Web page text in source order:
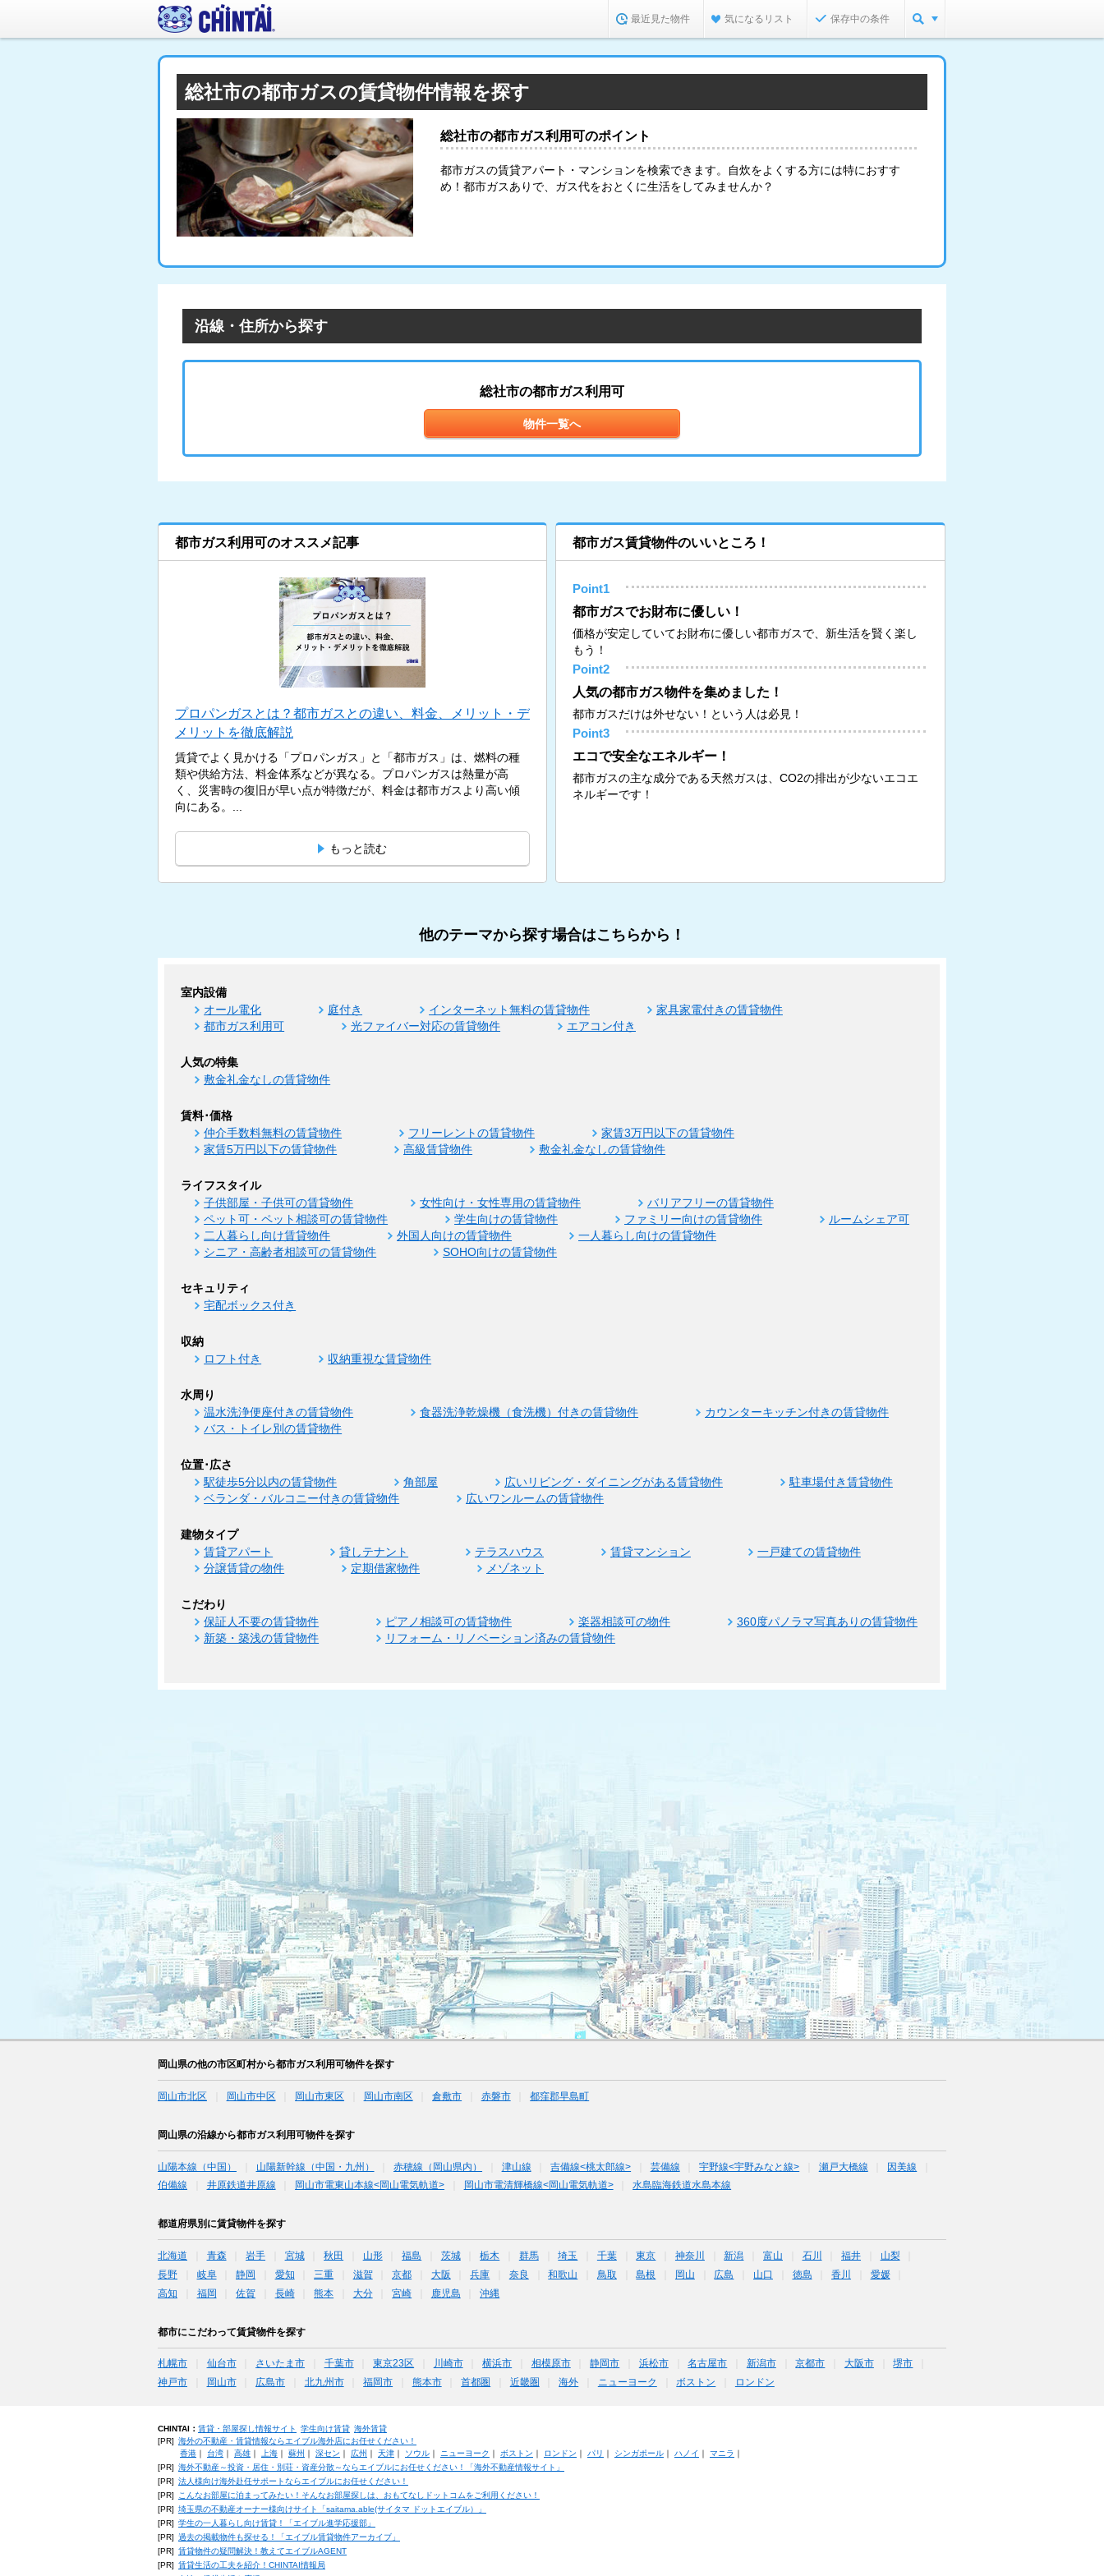
最近見た物件 気になるリスト 保存中の条件
総社市の都市ガスの賃貸物件情報を探す
総社市の都市ガス利用可のポイント
都市ガスの賃貸アパート・マンションを検索できます。自炊をよくする方には特におすす
め！都市ガスありで、ガス代をおとくに生活をしてみませんか？
沿線・住所から探す
総社市の都市ガス利用可
物件一覧へ
都市ガス利用可のオススメ記事
プロパンガスとは？都市ガスとの違い、料金、メリット・デ
メリットを徹底解説
賃貸でよく見かける「プロパンガス」と「都市ガス」は、燃料の種
類や供給方法、料金体系などが異なる。プロパンガスは熱量が高
く、災害時の復旧が早い点が特徴だが、料金は都市ガスより高い傾
向にある。...
もっと読む
都市ガス賃貸物件のいいところ！
Point1
都市ガスでお財布に優しい！
価格が安定していてお財布に優しい都市ガスで、新生活を賢く楽し
もう！
Point2
人気の都市ガス物件を集めました！
都市ガスだけは外せない！という人は必見！
Point3
エコで安全なエネルギー！
都市ガスの主な成分である天然ガスは、CO2の排出が少ないエコエ
ネルギーです！
他のテーマから探す場合はこちらから！
室内設備
オール電化 庭付き インターネット無料の賃貸物件
家具家電付きの賃貸物件
都市ガス利用可
光ファイバー対応の賃貸物件 エアコン付き
人気の特集
敷金礼金なしの賃貸物件
賃料･価格
仲介手数料無料の賃貸物件 フリーレントの賃貸物件
家賃3万円以下の賃貸物件
家賃5万円以下の賃貸物件
高級賃貸物件 敷金礼金なしの賃貸物件
ライフスタイル
子供部屋・子供可の賃貸物件 女性向け・女性専用の賃貸物件
バリアフリーの賃貸物件
ペット可・ペット相談可の賃貸物件
学生向けの賃貸物件 ファミリー向けの賃貸物件
ルームシェア可
二人暮らし向け賃貸物件
外国人向けの賃貸物件
一人暮らし向けの賃貸物件
シニア・高齢者相談可の賃貸物件
SOHO向けの賃貸物件
セキュリティ
宅配ボックス付き
収納
ロフト付き 収納重視な賃貸物件
水周り
温水洗浄便座付きの賃貸物件 食器洗浄乾燥機（食洗機）付きの賃貸物件
カウンターキッチン付きの賃貸物件
バス・トイレ別の賃貸物件
位置･広さ
駅徒歩5分以内の賃貸物件 角部屋 広いリビング・ダイニングがある賃貸物件
駐車場付き賃貸物件
ベランダ・バルコニー付きの賃貸物件
広いワンルームの賃貸物件
建物タイプ
賃貸アパート 貸しテナント テラスハウス 賃貸マンション
一戸建ての賃貸物件
分譲賃貸の物件
定期借家物件 メゾネット
こだわり
保証人不要の賃貸物件 ピアノ相談可の賃貸物件 楽器相談可の物件
360度パノラマ写真ありの賃貸物件
新築・築浅の賃貸物件
リフォーム・リノベーション済みの賃貸物件
岡山県の他の市区町村から都市ガス利用可物件を探す
岡山市北区 岡山市中区 岡山市東区 岡山市南区 倉敷市 赤磐市 都窪郡早島町
岡山県の沿線から都市ガス利用可物件を探す
山陽本線（中国） 山陽新幹線（中国・九州） 赤穂線（岡山県内） 津山線 吉備線<桃太郎線> 芸備線 宇野線<宇野みなと線> 瀬戸大橋線
因美線
伯備線
井原鉄道井原線 岡山市電東山本線<岡山電気軌道> 岡山市電清輝橋線<岡山電気軌道> 水島臨海鉄道水島本線
都道府県別に賃貸物件を探す
北海道 青森 岩手 宮城 秋田 山形 福島 茨城 栃木 群馬 埼玉 千葉 東京 神奈川 新潟 富山 石川 福井
山梨
長野
岐阜 静岡 愛知 三重 滋賀 京都 大阪 兵庫 奈良 和歌山 鳥取 島根 岡山 広島 山口 徳島 香川
愛媛
高知
福岡 佐賀 長崎 熊本 大分 宮崎 鹿児島 沖縄
都市にこだわって賃貸物件を探す
札幌市 仙台市 さいたま市 千葉市 東京23区 川崎市 横浜市 相模原市 静岡市 浜松市 名古屋市 新潟市 京都市 大阪市
堺市
神戸市
岡山市 広島市 北九州市 福岡市 熊本市 首都圏 近畿圏 海外 ニューヨーク ボストン ロンドン
CHINTAI： 賃貸・部屋探し情報サイト 学生向け賃貸 海外賃貸
[PR] 海外の不動産・賃貸情報ならエイブル海外店にお任せください！
香港｜ 台湾｜ 高雄｜ 上海｜ 蘇州 ｜ 深セン ｜ 広州 ｜ 天津｜ ソウル｜ ニューヨーク ｜ ボストン ｜ ロンドン ｜ パリ ｜ シンガポール｜ ハノイ ｜ マニラ ｜
[PR] 海外不動産～投資・居住・別荘・資産分散～ならエイブルにお任せください！「海外不動産情報サイト」
[PR] 法人様向け海外赴任サポートならエイブルにお任せください！
[PR]
こんなお部屋に泊まってみたい！そんなお部屋探しは、おもてなしドットコムをご利用ください！
[PR] 埼玉県の不動産オーナー様向けサイト「saitama.able(サイタマ ドットエイブル）」
[PR] 学生の一人暮らし向け賃貸！「エイブル進学応援部」
[PR] 過去の掲載物件も探せる！「エイブル賃貸物件アーカイブ」
[PR] 賃貸物件の疑問解決！教えてエイブルAGENT
[PR] 賃貸生活の工夫を紹介！CHINTAI情報局